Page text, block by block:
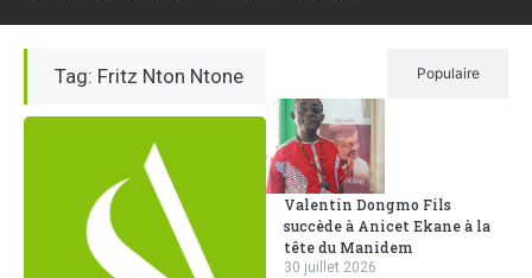
Tag: Fritz Nton Ntone Populaire
Valentin Dongmo Fils
succède à Anicet Ekane à la
tête du Manidem
30 juillet 2026